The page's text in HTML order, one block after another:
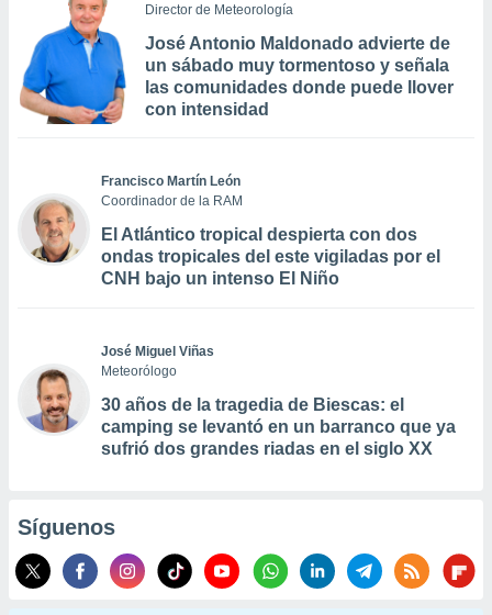
Director de Meteorología
José Antonio Maldonado advierte de
un sábado muy tormentoso y señala
las comunidades donde puede llover
con intensidad
Francisco Martín León
Coordinador de la RAM
El Atlántico tropical despierta con dos
ondas tropicales del este vigiladas por el
CNH bajo un intenso El Niño
José Miguel Viñas
Meteorólogo
30 años de la tragedia de Biescas: el
camping se levantó en un barranco que ya
sufrió dos grandes riadas en el siglo XX
Síguenos